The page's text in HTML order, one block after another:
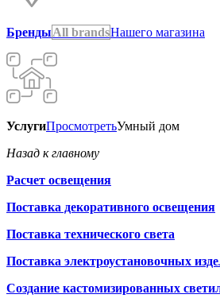
БрендыAll brandsНашего магазина
УслугиПросмотретьУмный дом
Назад к главному
Расчет освещения
Поставка декоративного освещения
Поставка технического света
Поставка электроустановочных
Создание кастомизированных